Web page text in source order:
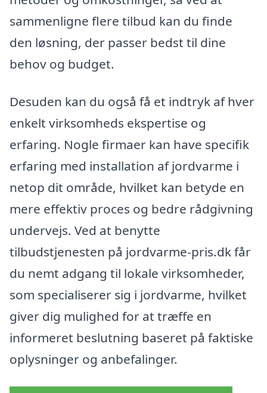
sammenligne flere tilbud kan du finde
den løsning, der passer bedst til dine
behov og budget.
Desuden kan du også få et indtryk af hver
enkelt virksomheds ekspertise og
erfaring. Nogle firmaer kan have specifik
erfaring med installation af jordvarme i
netop dit område, hvilket kan betyde en
mere effektiv proces og bedre rådgivning
undervejs. Ved at benytte
tilbudstjenesten på jordvarme-pris.dk får
du nemt adgang til lokale virksomheder,
som specialiserer sig i jordvarme, hvilket
giver dig mulighed for at træffe en
informeret beslutning baseret på faktiske
oplysninger og anbefalinger.